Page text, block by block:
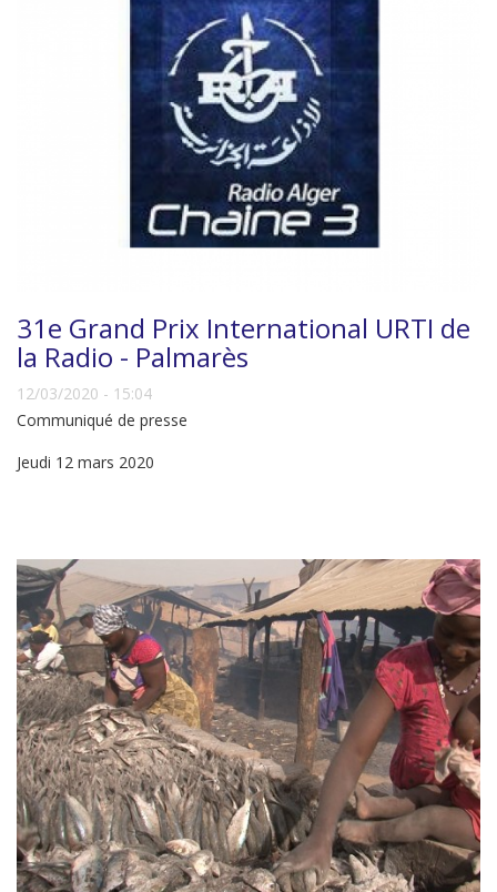
31e Grand Prix International URTI de
la Radio - Palmarès
12/03/2020 - 15:04
Communiqué de presse
Jeudi 12 mars 2020